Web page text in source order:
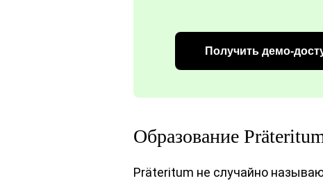
Получить демо-
Образование
Präteritum не случайно